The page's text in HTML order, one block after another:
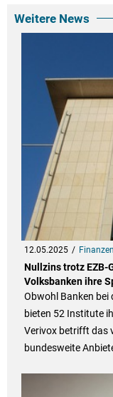
Weitere News
12.05.2025 Finanzen
Nullzins trotz EZB-
Volksbanken ihre
Obwohl Banken bei
bieten 52 Institute
Verivox betrifft das
bundesweite